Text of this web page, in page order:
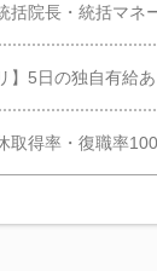
括院長・統括マネ
】5日の独自有給
取得率・復職率